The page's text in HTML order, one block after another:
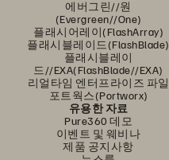
에버그린//원
(Evergreen//One)
플래시어레이(FlashArray)
플래시블레이드(FlashBlade)
플래시블레이
드//EXA(FlashBlade//EXA)
리얼타임 엔터프라이즈 파일
포트웍스(Portworx)
유용한 자료
Pure360 데모
이벤트 및 웨비나
제품 공지사항